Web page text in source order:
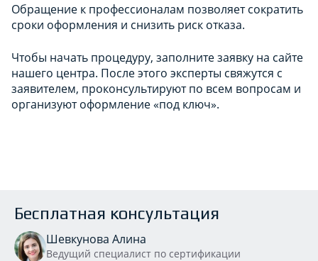
Обращение к профессионалам позволяет сократить
сроки оформления и снизить риск отказа.
Чтобы начать процедуру, заполните заявку на сайте
нашего центра. После этого эксперты свяжутся с
заявителем, проконсультируют по всем вопросам и
организуют оформление «под ключ».
Бесплатная консультация
Шевкунова Алина
Ведущий специалист по сертификации